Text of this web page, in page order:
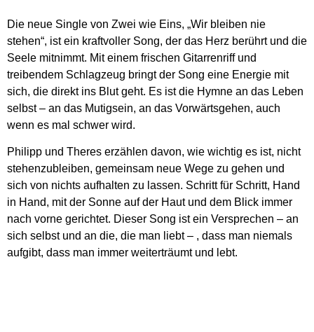
Die neue Single von Zwei wie Eins, „Wir bleiben nie
stehen“, ist ein kraftvoller Song, der das Herz berührt und die
Seele mitnimmt. Mit einem frischen Gitarrenriff und
treibendem Schlagzeug bringt der Song eine Energie mit
sich, die direkt ins Blut geht. Es ist die Hymne an das Leben
selbst – an das Mutigsein, an das Vorwärtsgehen, auch
wenn es mal schwer wird.
Philipp und Theres erzählen davon, wie wichtig es ist, nicht
stehenzubleiben, gemeinsam neue Wege zu gehen und
sich von nichts aufhalten zu lassen. Schritt für Schritt, Hand
in Hand, mit der Sonne auf der Haut und dem Blick immer
nach vorne gerichtet. Dieser Song ist ein Versprechen – an
sich selbst und an die, die man liebt – , dass man niemals
aufgibt, dass man immer weiterträumt und lebt.